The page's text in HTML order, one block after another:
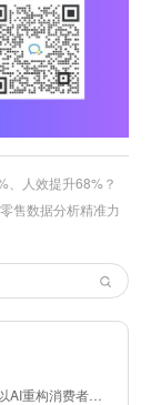
、人效提升68%？
售数据分析精准力
与零售营销新范式